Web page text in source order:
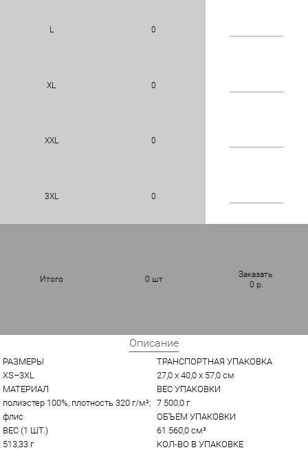
L 0
XL 0
XXL 0
3XL 0
Итого 0 шт
Заказать
0 р.
Описание
РАЗМЕРЫ
XS–3XL
МАТЕРИАЛ
полиэстер 100%, плотность 320 г/м²;
флис
ВЕС (1 ШТ.)
513,33 г
ТРАНСПОРТНАЯ УПАКОВКА
27,0 x 40,0 x 57,0 см
ВЕС УПАКОВКИ
7 500,0 г
ОБЪЕМ УПАКОВКИ
61 560,0 см³
КОЛ-ВО В УПАКОВКЕ